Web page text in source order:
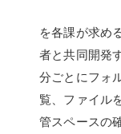
を各課が求め
者と共同開発
分ごとにフォ
覧、ファイル
管スペースの